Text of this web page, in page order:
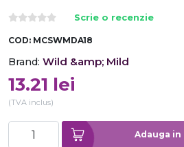
Scrie o recenzie
COD: MCSWMDA18
Brand: Wild &amp; Mild
13.21 lei
(TVA inclus)